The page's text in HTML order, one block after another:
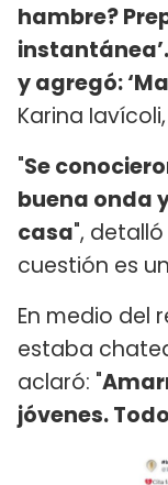
hambre?
y agregó:
Karina
"Se
buena onda
casa",
cuestión es
En medio del
estaba
aclaró: "
jóvenes.